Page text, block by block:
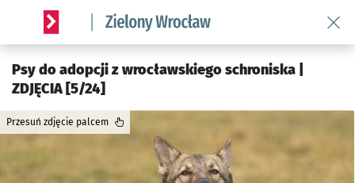
Serwis informacyjny wroclaw.pl podserwis: Środowisko we
Psy do adopcji z wrocławskiego schroniska |
ZDJĘCIA [5/24]
Przesuń zdjęcie palcem